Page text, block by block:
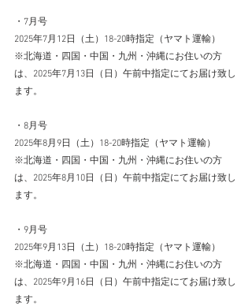
・7月号
2025年7月12日（土）18-20時指定（ヤマト運輸）
※北海道・四国・中国・九州・沖縄にお住いの方
は、2025年7月13日（日）午前中指定にてお届け致し
ます。
・8月号
2025年8月9日（土）18-20時指定（ヤマト運輸）
※北海道・四国・中国・九州・沖縄にお住いの方
は、2025年8月10日（日）午前中指定にてお届け致し
ます。
・9月号
2025年9月13日（土）18-20時指定（ヤマト運輸）
※北海道・四国・中国・九州・沖縄にお住いの方
は、2025年9月16日（日）午前中指定にてお届け致し
ます。